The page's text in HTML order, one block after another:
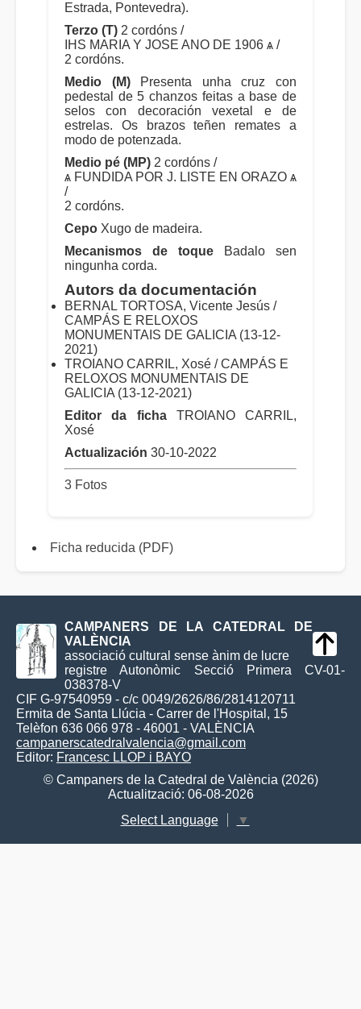
Estrada, Pontevedra).
Terzo (T) 2 cordóns /
IHS MARIA Y JOSE ANO DE 1906 ѧ /
2 cordóns.
Medio (M)Presenta unha cruz con
pedestal de 5 chanzos feitas a base de
selos con decoración vexetal e de
estrelas. Os brazos teñen remates a
modo de potenzada.
Medio pé (MP) 2 cordóns /
ѧ FUNDIDA POR J. LISTE EN ORAZO ѧ
/
2 cordóns.
Cepo Xugo de madeira.
Mecanismos de toque Badalo sen
ningunha corda.
Autors da documentación
BERNAL TORTOSA, Vicente Jesús /
CAMPÁS E RELOXOS
MONUMENTAIS DE GALICIA (13-12-
2021)
TROIANO CARRIL, Xosé / CAMPÁS E
RELOXOS MONUMENTAIS DE
GALICIA (13-12-2021)
Editor da fichaTROIANO CARRIL,
Xosé
Actualización 30-10-2022
3 Fotos
Ficha reducida (PDF)
CAMPANERS DE LA CATEDRAL DE
VALÈNCIA
associació cultural sense ànim de lucre
registre Autonòmic Secció Primera CV-01-
038378-V
CIF G-97540959 - c/c 0049/2626/86/2814120711
Ermita de Santa Llúcia - Carrer de l'Hospital, 15
Telèfon 636 066 978 - 46001 - VALÈNCIA
campanerscatedralvalencia@gmail.com
Editor: Francesc LLOP i BAYO
© Campaners de la Catedral de València (2026)
Actualització: 06-08-2026
Select Language
▼